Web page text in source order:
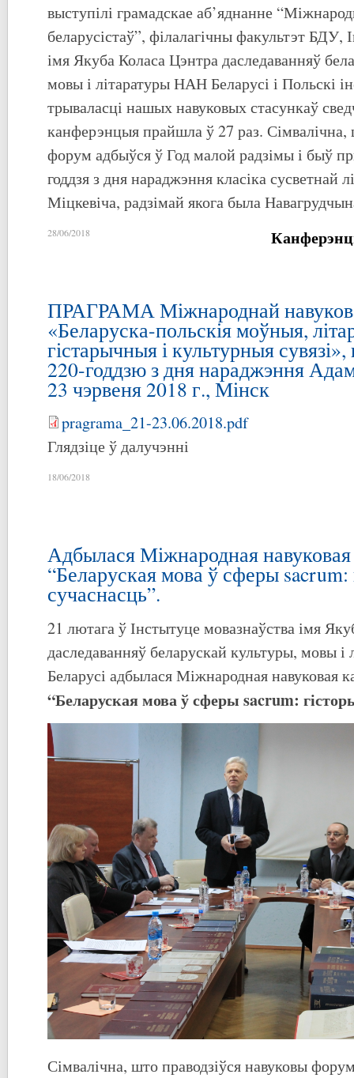
выступілі грамадскае аб’яднанне
беларусістаў”, філалагічны факультэт БДУ,
імя Якуба Коласа Цэнтра даследаванняў
мовы і літаратуры НАН Беларусі і Польскі
трываласці нашых навуковых стасункаў
канферэнцыя прайшла ў 27 раз. Сімвалічна,
форум адбыўся ў Год малой радзімы і быў
годдзя з дня нараджэння класіка сусветнай
Міцкевіча, радзімай якога была
28/06/2018
ПРАГРАМА Міжнароднай
«Беларуска-польскія моўныя,
гістарычныя і культурныя
220-годдзю з дня нараджэння
23 чэрвеня 2018 г., Мінск
pragrama_21-23.06.2018.pdf
Глядзіце ў далучэнні
18/06/2018
Адбылася Міжнародная
“Беларуская мова ў сферы sacrum:
сучаснасць”.
21 лютага ў Інстытуце мовазнаўства імя
даследаванняў беларускай культуры, мовы
Беларусі адбылася Міжнародная навуковая
“Беларуская мова ў сферы sacrum:
Сімвалічна, што праводзіўся навуковы